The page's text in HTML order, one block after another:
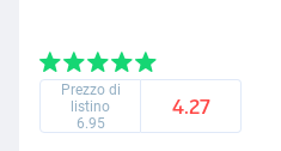
Prezzo di
listino
6.95
4.27